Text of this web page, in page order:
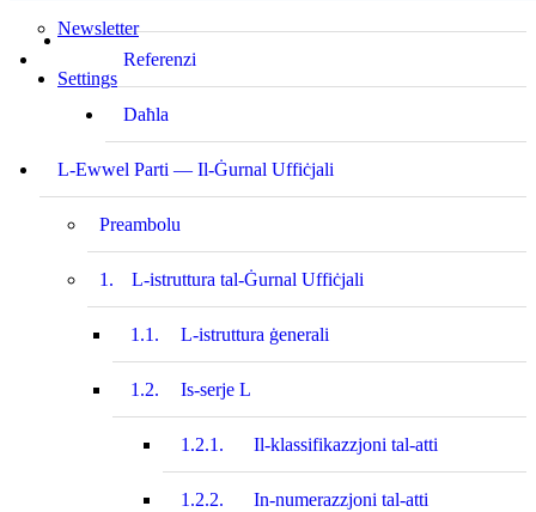
Newsletter
Settings
Referenzi
Daħla
L-Ewwel Parti — Il-Ġurnal Uffiċjali
Preambolu
1. L-istruttura tal-Ġurnal Uffiċjali
1.1. L-istruttura ġenerali
1.2. Is-serje L
1.2.1. Il-klassifikazzjoni tal-atti
1.2.2. In-numerazzjoni tal-atti